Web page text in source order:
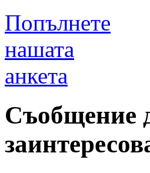
Попълнете
нашата
анкета